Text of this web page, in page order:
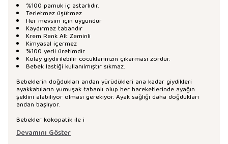
%100 pamuk iç astarlıdır.
Terletmez üşütmez
Her mevsim için uygundur
Kaydırmaz tabandır
Krem Renk Alt Zeminli
Kimyasal içermez
%100 yerli üretimdir
Kolay giydirilebilir cocuklarınızın çıkarması zordur.
Bebek lastiği kullanılmıştır sıkmaz.
Bebeklerin doğdukları andan yürüdükleri ana kadar giydikleri
ayakkabıların yumuşak tabanlı olup her hareketlerinde ayağın
şeklini alabiliyor olması gerekiyor. Ayak sağlığı daha doğdukları
andan başlıyor.
Bebekler kokopatik ile i
Devamını Göster